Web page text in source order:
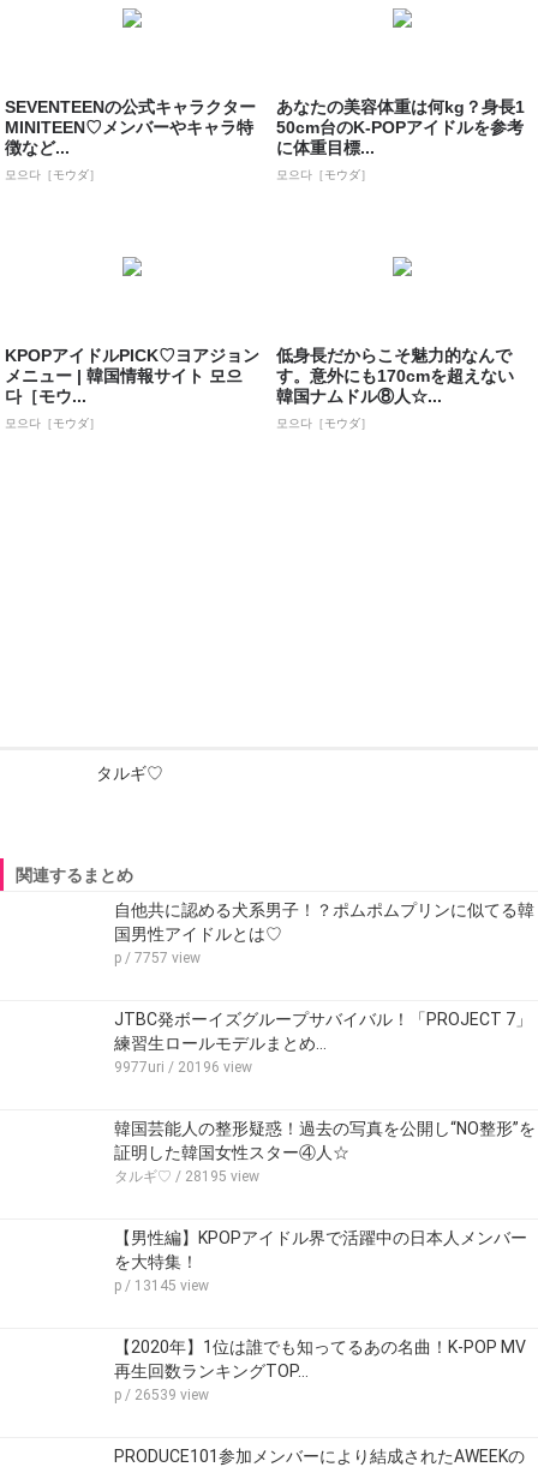
SEVENTEENの公式キャラクター
MINITEEN♡メンバーやキャラ特
徴など...
모으다［モウダ］
あなたの美容体重は何kg？身長1
50cm台のK-POPアイドルを参考
に体重目標...
모으다［モウダ］
KPOPアイドルPICK♡ヨアジョン
メニュー | 韓国情報サイト 모으
다［モウ...
모으다［モウダ］
低身長だからこそ魅力的なんで
す。意外にも170cmを超えない
韓国ナムドル⑧人☆...
모으다［モウダ］
タルギ♡
関連するまとめ
自他共に認める犬系男子！？ポムポムプリンに似てる韓
国男性アイドルとは♡
p / 7757 view
JTBC発ボーイズグループサバイバル！「PROJECT 7」
練習生ロールモデルまとめ…
9977uri / 20196 view
韓国芸能人の整形疑惑！過去の写真を公開し“NO整形”を
証明した韓国女性スター④人☆
タルギ♡ / 28195 view
【男性編】KPOPアイドル界で活躍中の日本人メンバー
を大特集！
p / 13145 view
【2020年】1位は誰でも知ってるあの名曲！K-POP MV
再生回数ランキングTOP…
p / 26539 view
PRODUCE101参加メンバーにより結成されたAWEEKの